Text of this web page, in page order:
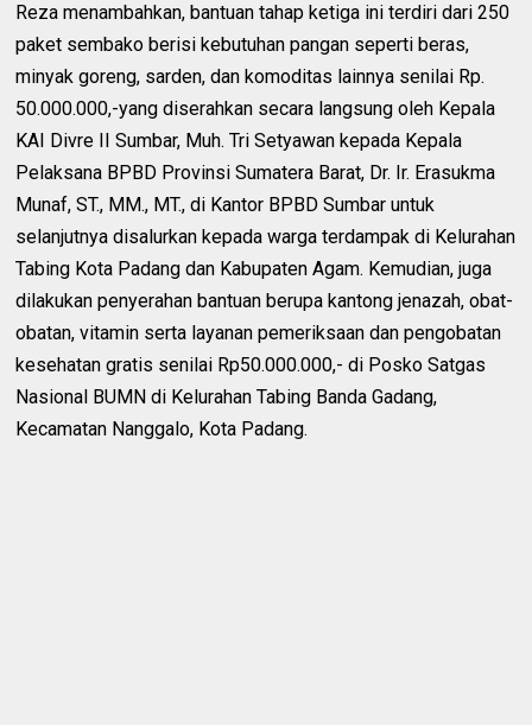
Reza menambahkan, bantuan tahap ketiga ini terdiri dari 250
paket sembako berisi kebutuhan pangan seperti beras,
minyak goreng, sarden, dan komoditas lainnya senilai Rp.
50.000.000,-yang diserahkan secara langsung oleh Kepala
KAI Divre II Sumbar, Muh. Tri Setyawan kepada Kepala
Pelaksana BPBD Provinsi Sumatera Barat, Dr. Ir. Erasukma
Munaf, ST., MM., MT., di Kantor BPBD Sumbar untuk
selanjutnya disalurkan kepada warga terdampak di Kelurahan
Tabing Kota Padang dan Kabupaten Agam. Kemudian, juga
dilakukan penyerahan bantuan berupa kantong jenazah, obat-
obatan, vitamin serta layanan pemeriksaan dan pengobatan
kesehatan gratis senilai Rp50.000.000,- di Posko Satgas
Nasional BUMN di Kelurahan Tabing Banda Gadang,
Kecamatan Nanggalo, Kota Padang.